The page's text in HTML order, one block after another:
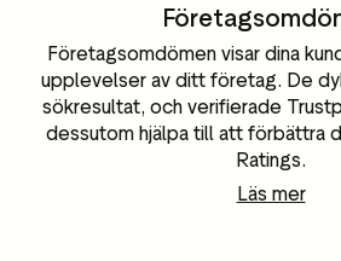
Företagsomdömen visar dina
upplevelser av ditt företag. De
sökresultat, och verifierade
dessutom hjälpa till att förbättra
Ratings.
Läs mer